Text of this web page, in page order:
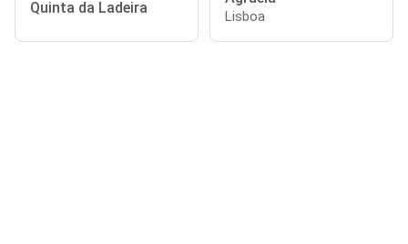
Quinta da Ladeira Lisboa